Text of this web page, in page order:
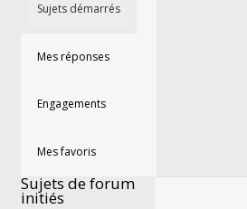
Sujets démarrés
Mes réponses
Engagements
Mes favoris
Sujets de forum
initiés